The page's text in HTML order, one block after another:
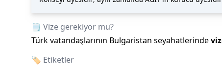
🗒️ Vize gerekiyor mu?
Türk vatandaşlarının Bulgaristan seyahatlerinde
🏷️ Etiketler